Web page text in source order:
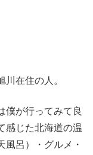
川在住の人。
僕が行ってみて良
感じた北海道の温
風呂）・グルメ・